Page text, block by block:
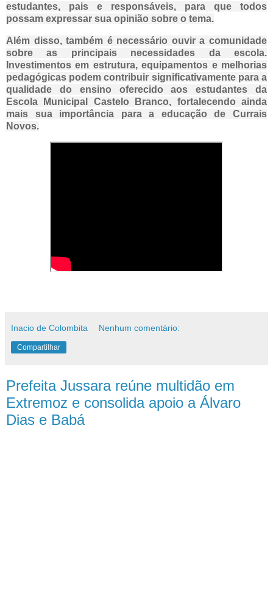
estudantes, pais e responsáveis, para que todos
possam expressar sua opinião sobre o tema.
Além disso, também é necessário ouvir a comunidade
sobre as principais necessidades da escola.
Investimentos em estrutura, equipamentos e melhorias
pedagógicas podem contribuir significativamente para a
qualidade do ensino oferecido aos estudantes da
Escola Municipal Castelo Branco, fortalecendo ainda
mais sua importância para a educação de Currais
Novos.
Inacio de Colombita Nenhum comentário:
Compartilhar
Prefeita Jussara reúne multidão em
Extremoz e consolida apoio a Álvaro
Dias e Babá